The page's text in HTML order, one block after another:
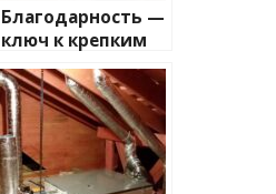
Благодарность —
ключ к крепким
взаимоотношени
ям